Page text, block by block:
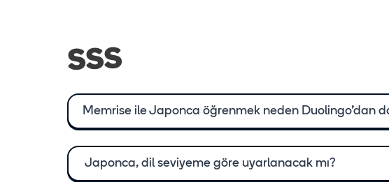
SSS
Memrise ile Japonca öğrenmek neden Duolingo'dan
Japonca, dil seviyeme göre uyarlanacak mı?